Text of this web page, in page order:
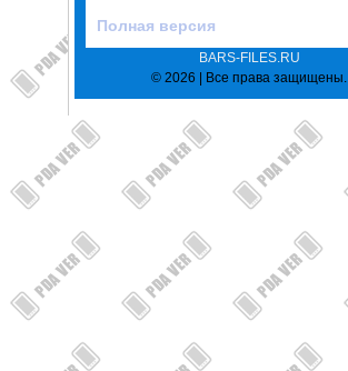
Полная версия
BARS-FILES.RU
© 2026 | Все права защищены.